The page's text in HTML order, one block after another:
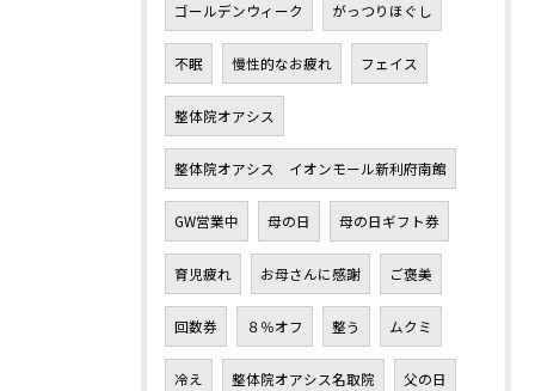
ゴールデンウィーク がっつりほぐし
不眠 慢性的なお疲れ フェイス
整体院オアシス
整体院オアシス イオンモール新利府南館
GW営業中 母の日 母の日ギフト券
育児疲れ お母さんに感謝 ご褒美
回数券 ８％オフ 整う ムクミ
冷え 整体院オアシス名取院 父の日